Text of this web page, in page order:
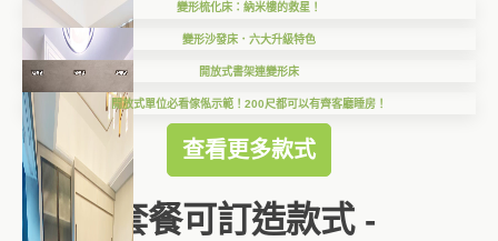
變形梳化床：納米樓的救星！
變形沙發床．六大升級特色
開放式書架連變形床
開放式單位必看傢俬示範！200尺都可以有齊客廳睡房！
查看更多款式
套餐可訂造款式 -